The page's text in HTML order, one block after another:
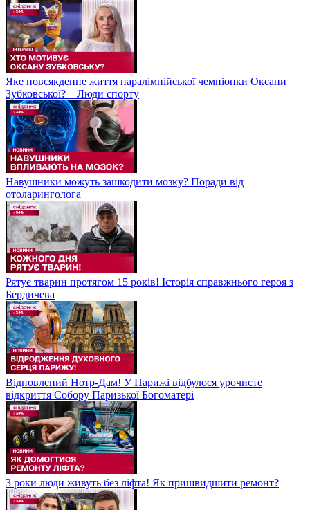
Яке повсякденне життя паралімпійської чемпіонки Оксани
Зубковської? – Люди спорту
Навушники можуть зашкодити мозку? Поради від
отоларинголога
Рятує тварин протягом 15 років! Історія справжнього героя з
Бердичева
Відновлений Нотр-Дам! У Парижі відбулося урочисте
відкриття Собору Паризької Богоматері
3 роки люди живуть без ліфта! Як пришвидшити ремонт?